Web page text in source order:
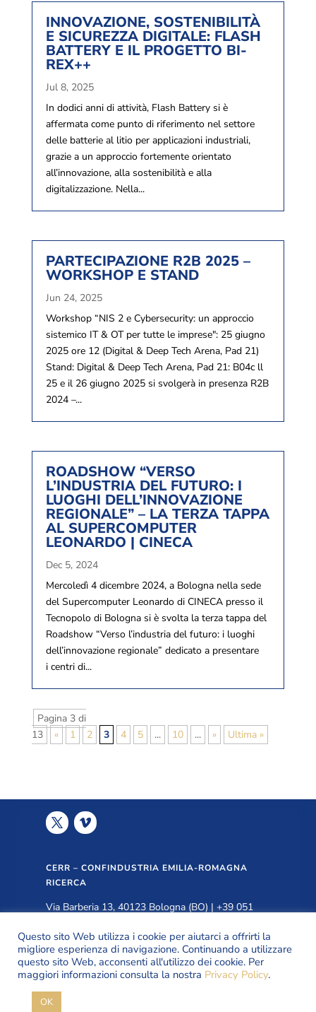
INNOVAZIONE, SOSTENIBILITÀ
E SICUREZZA DIGITALE: FLASH
BATTERY E IL PROGETTO BI-
REX++
Jul 8, 2025
In dodici anni di attività, Flash Battery si è
affermata come punto di riferimento nel settore
delle batterie al litio per applicazioni industriali,
grazie a un approccio fortemente orientato
all’innovazione, alla sostenibilità e alla
digitalizzazione. Nella...
PARTECIPAZIONE R2B 2025 –
WORKSHOP E STAND
Jun 24, 2025
Workshop “NIS 2 e Cybersecurity: un approccio
sistemico IT & OT per tutte le imprese": 25 giugno
2025 ore 12 (Digital & Deep Tech Arena, Pad 21)
Stand: Digital & Deep Tech Arena, Pad 21: B04c ll
25 e il 26 giugno 2025 si svolgerà in presenza R2B
2024 –...
ROADSHOW “VERSO
L’INDUSTRIA DEL FUTURO: I
LUOGHI DELL’INNOVAZIONE
REGIONALE” – LA TERZA TAPPA
AL SUPERCOMPUTER
LEONARDO | CINECA
Dec 5, 2024
Mercoledì 4 dicembre 2024, a Bologna nella sede
del Supercomputer Leonardo di CINECA presso il
Tecnopolo di Bologna si è svolta la terza tappa del
Roadshow “Verso l’industria del futuro: i luoghi
dell’innovazione regionale” dedicato a presentare
i centri di...
Pagina 3 di
13
« 1 2 3 4 5 ... 10 ... » Ultima »
CERR – CONFINDUSTRIA EMILIA-ROMAGNA
RICERCA
Via Barberia 13, 40123 Bologna (BO) | +39 051
PRIVACY POLICY
Questo sito Web utilizza i cookie per aiutarci a offrirti la
migliore esperienza di navigazione. Continuando a utilizzare
questo sito Web, acconsenti all'utilizzo dei cookie. Per
maggiori informazioni consulta la nostra Privacy Policy.
OK